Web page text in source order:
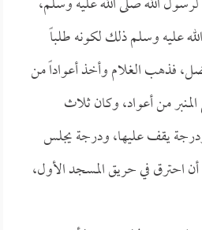
عليه وسلم ذلك لكونه طلباً
فذهب الغلام وأخذ أعواداً من
من أعواد، وكان ثلاث
يقف عليها، ودرجة يجلس
أن احترق في حريق المسجد الأول،